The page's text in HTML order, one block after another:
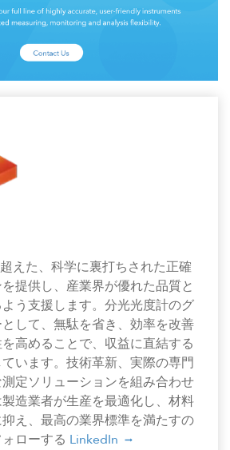
えた、科学に裏打ちされた正確
提供し、産業界が優れた品質と
う支援します。分光光度計のグ
して、無駄を省き、効率を改善
高めることで、収益に直結する
います。技術革新、実際の専門
定ソリューションを組み合わせ
造業者が生産を最適化し、材料
え、最高の業界標準を満たすの
ローする LinkedIn